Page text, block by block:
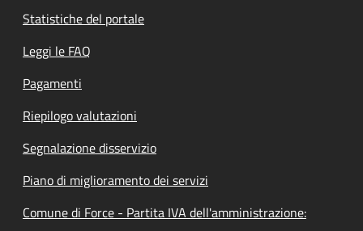
Statistiche del portale
Leggi le FAQ
Pagamenti
Riepilogo valutazioni
Segnalazione disservizio
Piano di miglioramento dei servizi
Comune di Force - Partita IVA dell'amministrazione: